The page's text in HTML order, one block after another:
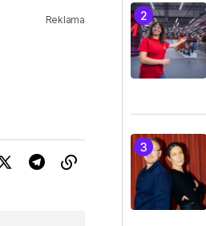
Reklama